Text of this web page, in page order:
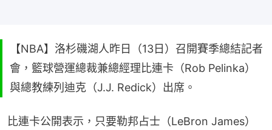
【NBA】洛杉磯湖人昨日（13日）召開賽季總結記者
會，籃球營運總裁兼總經理比連卡（Rob Pelinka）
與總教練列迪克（J.J. Redick）出席。
比連卡公開表示，只要勒邦占士（LeBron James）